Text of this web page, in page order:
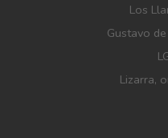
Los
Gustavo
Lizarra,